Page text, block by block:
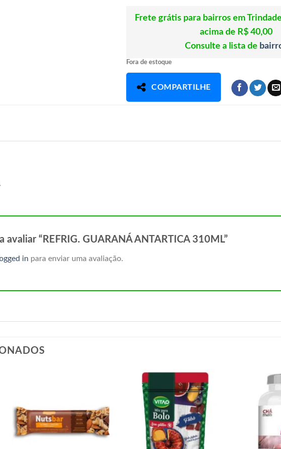
Frete grátis para bairros em
acima de R$ 40,00
Consulte a lista de
Fora de estoque
COMPARTILHE
avaliar “REFRIG. GUARANÁ ANTARTICA 310ML”
in para enviar uma avaliação.